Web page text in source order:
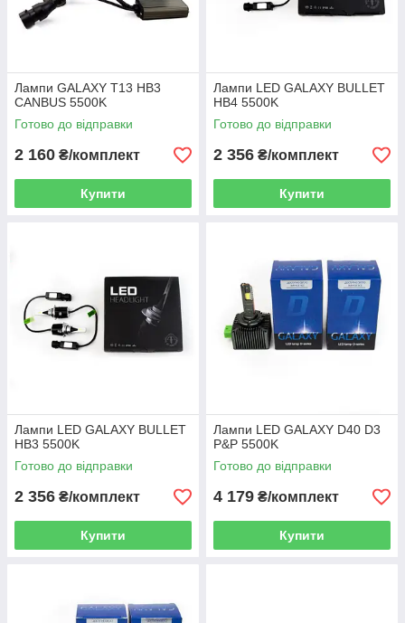
Лампи GALAXY T13 HB3
CANBUS 5500K
Готово до відправки
2 160 ₴/комплект
Купити
Лампи LED GALAXY BULLET
HB4 5500K
Готово до відправки
2 356 ₴/комплект
Купити
Лампи LED GALAXY BULLET
HB3 5500K
Готово до відправки
2 356 ₴/комплект
Купити
Лампи LED GALAXY D40 D3
P&P 5500K
Готово до відправки
4 179 ₴/комплект
Купити